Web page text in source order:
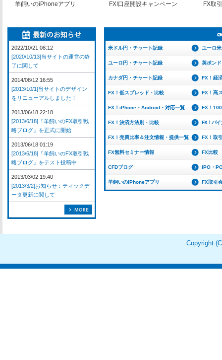
羊飼いのiPhoneアプリ FX!口座開設キャンペーン FX取
米ドル円・チャート記録 ユーロ
ユーロ円・チャート記録 英ポン
カナダ円・チャート記録 FX！経
FX！低スプレッド・比較 FX！高
FX！iPhone・Android・対応一覧 FX！
FX！決済方法別・比較 FX！バイ
FX！売買比率＆注文情報・提供一覧 FX！取
FX無料セミナー情報 FX比較
CFDブログ IPO・
羊飼いのiPhoneアプリ FX取引
2022/10/21 08:12
[2020/10/13]当サイトの運営の終
了に関して
2014/08/12 16:55
[2013/10/1]当サイトのデザイン
をリニューアルしました！
2013/06/18 22:18
[2013/6/18]『羊飼いのFX取引戦
略ブログ』を正式に開始
2013/06/18 01:19
[2013/6/18]『羊飼いのFX取引戦
略ブログ』をテスト投稿中
2013/03/02 19:40
[2013/3/2]お知らせ：ティックデ
ータ更新に関して
Copyright